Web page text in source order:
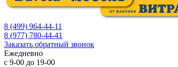
8 (499) 964-44-11
8 (977) 780-44-41
Заказать обратный звонок
Ежедневно
с 9-00 до 19-00